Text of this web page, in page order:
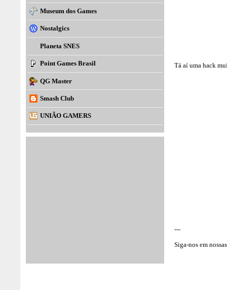
Tá aí uma hack
---
Siga-nos em
Museum dos Games
Nostalgics
Planeta SNES
Point Games Brasil
QG Master
Smash Club
UNIÃO GAMERS